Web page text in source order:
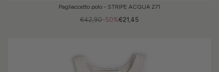
Pagliaccetto polo - STRIPE ACQUA 271
-50%
€42,90 €21,45